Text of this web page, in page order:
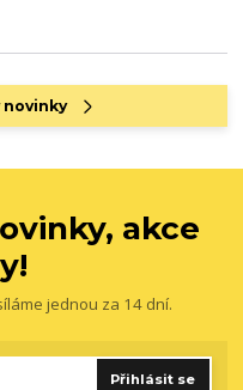
novinky
akce
jednou za 14 dní.
Přihlásit se